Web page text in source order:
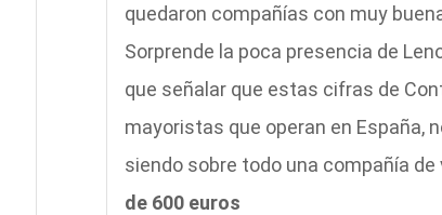
quedaron compañías con muy
Sorprende la poca presencia de
que señalar que estas cifras de
mayoristas que operan en España,
siendo sobre todo una compañía
de 600 euros